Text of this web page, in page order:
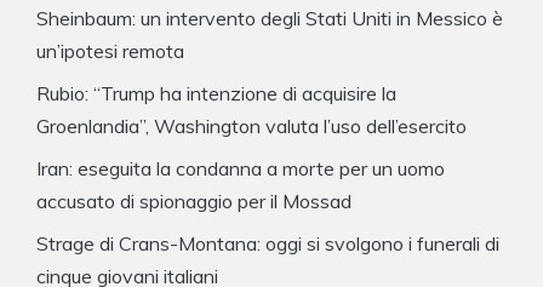
Sheinbaum: un intervento degli Stati Uniti in Messico è
un’ipotesi remota
Rubio: “Trump ha intenzione di acquisire la
Groenlandia”, Washington valuta l’uso dell’esercito
Iran: eseguita la condanna a morte per un uomo
accusato di spionaggio per il Mossad
Strage di Crans-Montana: oggi si svolgono i funerali di
cinque giovani italiani